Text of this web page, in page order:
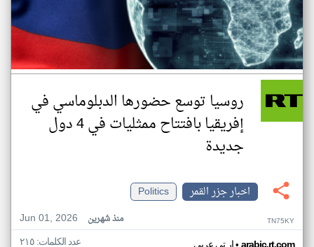
روسيا توسع حضورها الدبلوماسي في
إفريقيا بافتتاح ممثليات في 4 دول
جديدة
اخبار جزر القمر
Politics
Jun 01, 2026
منذ شهرين TN75KY
ار تي عربي arabic.rt.com عدد الكلمات: ٢١٥